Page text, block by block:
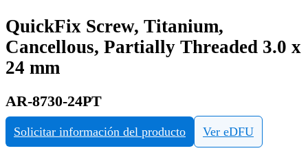
QuickFix Screw, Titanium,
Cancellous, Partially Threaded 3.0 x
24 mm
AR-8730-24PT
Solicitar información del producto Ver eDFU